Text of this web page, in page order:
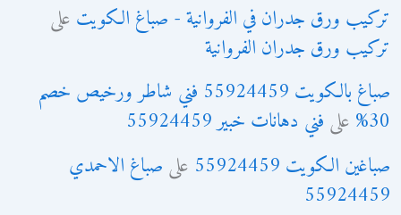
تركيب ورق جدران في الفروانية - صباغ الكويت على
تركيب ورق جدران الفروانية
صباغ بالكويت 55924459 فني شاطر ورخيص خصم
30% على فني دهانات خبير 55924459
صباغين الكويت 55924459
على صباغ الاحمدي
55924459